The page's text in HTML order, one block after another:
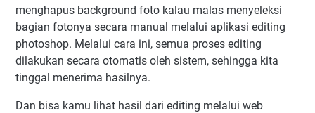
menghapus background foto kalau malas menyeleksi
bagian fotonya secara manual melalui aplikasi editing
photoshop. Melalui cara ini, semua proses editing
dilakukan secara otomatis oleh sistem, sehingga kita
tinggal menerima hasilnya.
Dan bisa kamu lihat hasil dari editing melalui web